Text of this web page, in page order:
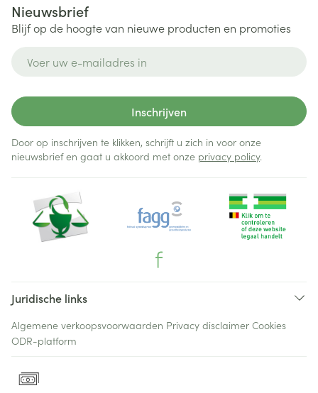
Nieuwsbrief
Blijf op de hoogte van nieuwe producten en promoties
Inschrijven
Door op inschrijven te klikken, schrijft u zich in voor onze
nieuwsbrief en gaat u akkoord met onze privacy policy.
Juridische links
Algemene verkoopsvoorwaarden Privacy disclaimer Cookies
ODR-platform